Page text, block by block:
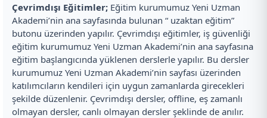
Çevrimdışı Eğitimler; Eğitim kurumumuz Yeni Uzman
Akademi’nin ana sayfasında bulunan “ uzaktan eğitim”
butonu üzerinden yapılır. Çevrimdışı eğitimler, iş güvenliği
eğitim kurumumuz Yeni Uzman Akademi’nin ana sayfasına
eğitim başlangıcında yüklenen derslerle yapılır. Bu dersler
kurumumuz Yeni Uzman Akademi’nin sayfası üzerinden
katılımcıların kendileri için uygun zamanlarda girecekleri
şekilde düzenlenir. Çevrimdışı dersler, offline, eş zamanlı
olmayan dersler, canlı olmayan dersler şeklinde de anılır.